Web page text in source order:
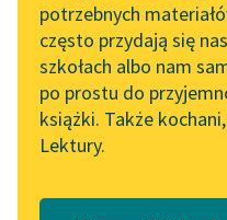
Spotkanie z Katarzyną
Tunkiel w Oslo
102. lata temu zmarł
Joseph Conrad
potrzebnych
często przydają się
szkołach albo nam
po prostu do
książki. Także
Lektury.
Kazimierz Wyka